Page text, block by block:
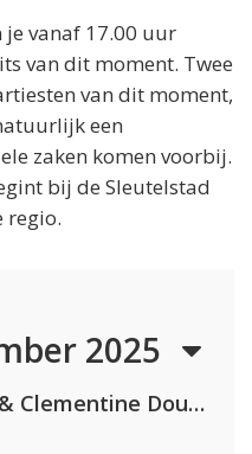
vanaf 17.00 uur
van dit moment. Twee
van dit moment,
een
zaken komen voorbij.
bij de Sleutelstad
regio.
2025
Calvin Harris & Clementine Douglas